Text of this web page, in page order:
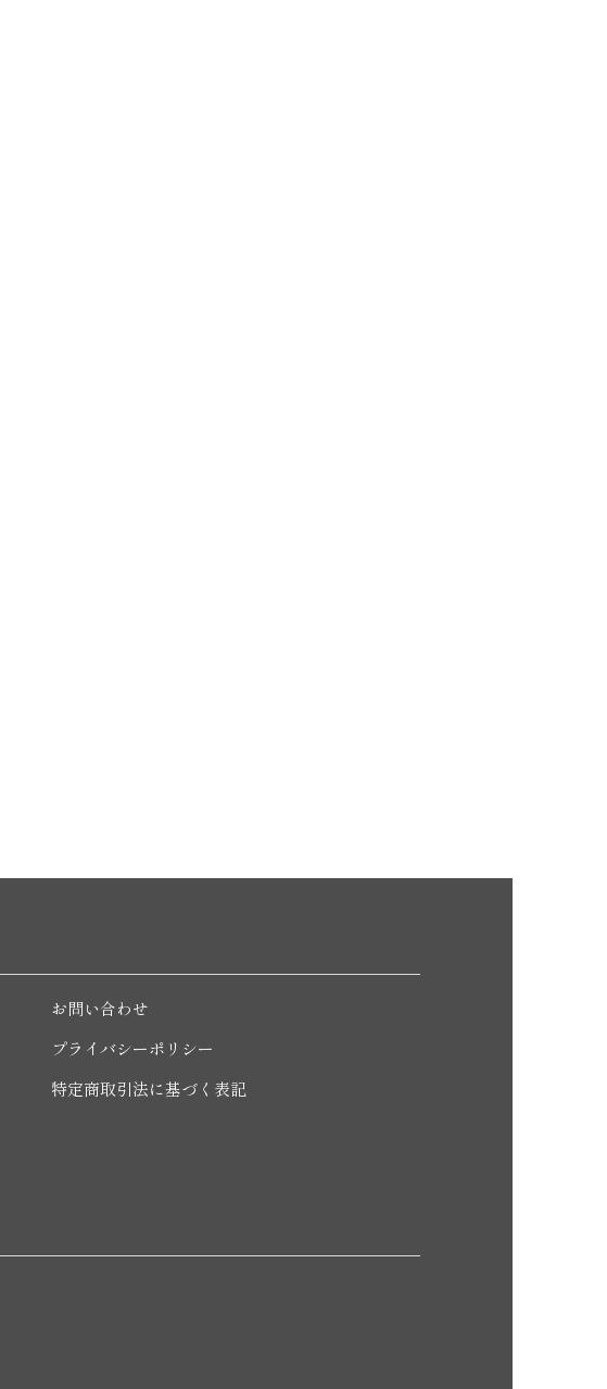
お問い合わせ
プライバシーポリシー
特定商取引法に基づく表記